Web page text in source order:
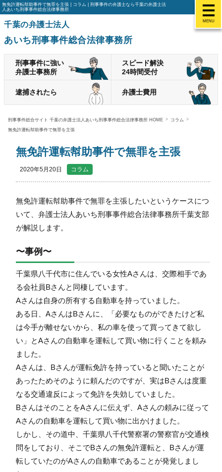
MENU
無免許運転幇助事件で無罪を主張 | コラム | 刑事事件の弁護士なら千葉の弁護士法
人あいち刑事事件総合法律事務所
千葉の弁護士法人
あいち刑事事件総合法律事務所
刑事事件に強い
弁護士事務所
スピード解決
24時間受付
逮捕されたら 弁護士費用
刑事事件総合サイト 千葉の弁護士法人あいち刑事事件総合法律事務所 HOME
コラム
無免許運転幇助事件で無罪を主張
無免許運転幇助事件で無罪を主張
2020年5月20日 コラム
無免許運転幇助事件で無罪を主張したいというケースにつ
いて、弁護士法人あいち刑事事件総合法律事務所千葉支部
が解説します。
〜事例〜
千葉県八千代市に住んでいる女性Aさんは、交際相手であ
る会社員Bさんと同棲しています。
Aさんは自身の所有する自動車を持っていました。
ある日、AさんはBさんに、「必要なものができたけど私
は今手が離せないから、私の車を使って買ってきて欲し
い」とAさんの自動車を運転して買い物に行くことを頼み
ました。
Aさんは、Bさんが運転免許を持っていると聞いたことが
あったためそのように頼んだのですが、実はBさんは度重
なる交通違反によって免許を失効していました。
BさんはそのことをAさんに伝えず、Aさんの頼みに従って
Aさんの自動車を運転して買い物に出かけました。
しかし、その道中、千葉県八千代警察署の警察官が交通検
問をしており、そこでBさんの無免許運転と、Bさんが運
転していたのがAさんの自動車であることが発覚しまし